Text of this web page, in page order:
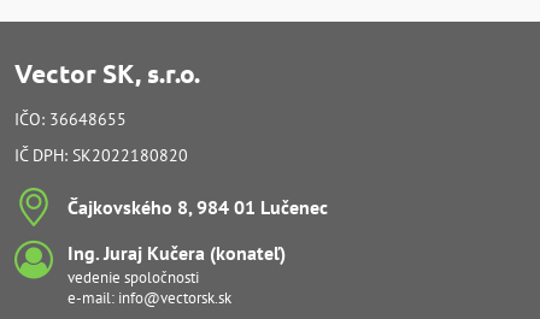
Vector SK, s.r.o.
IČO: 36648655
IČ DPH: SK2022180820
Čajkovského 8, 984 01 Lučenec
Ing​. Juraj Kučera (konateľ)
vedenie spoločnosti
e-mail: info@vectorsk.sk